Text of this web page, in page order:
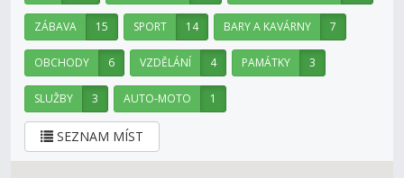
ZÁBAVA 15 SPORT 14 BARY A KAVÁRNY 7
OBCHODY 6 VZDĚLÁNÍ 4 PAMÁTKY 3
SLUŽBY 3 AUTO-MOTO 1
SEZNAM MÍST